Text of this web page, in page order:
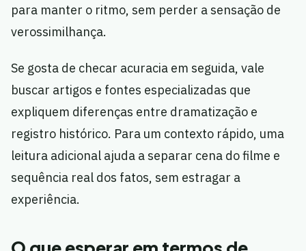
para manter o ritmo, sem perder a sensação de
verossimilhança.
Se gosta de checar acuracia em seguida, vale
buscar artigos e fontes especializadas que
expliquem diferenças entre dramatização e
registro histórico. Para um contexto rápido, uma
leitura adicional ajuda a separar cena do filme e
sequência real dos fatos, sem estragar a
experiência.